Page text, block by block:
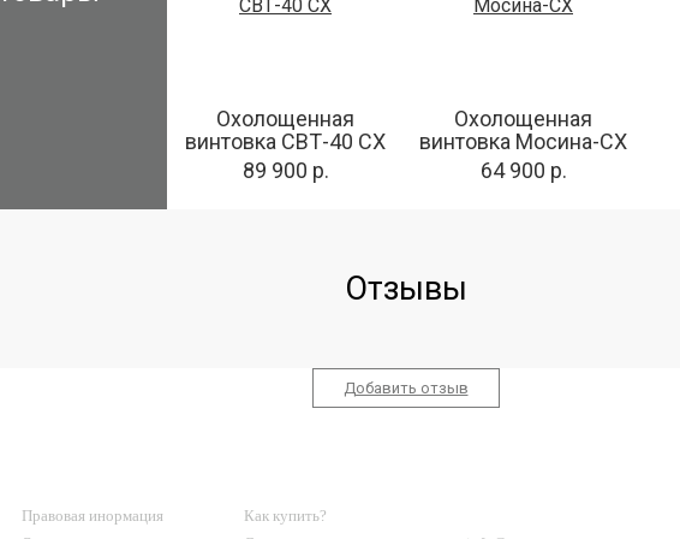
Охолощенная
винтовка СВТ-40 СХ
89 900 р.
Охолощенная
винтовка Мосина-СХ
64 900 р.
Отзывы
Добавить отзыв
Правовая инормация
Как купить?